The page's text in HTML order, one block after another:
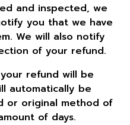
and inspected, we
you that we have
We will also notify
of your refund.
refund will be
automatically be
or original method of
of days.